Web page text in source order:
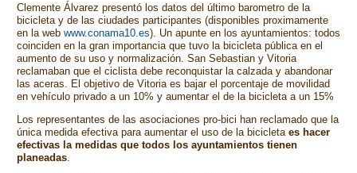
Clemente Álvarez presentó los datos del último barometro de la
bicicleta y de las ciudades participantes (disponibles proximamente
en la web www.conama10.es). Un apunte en los ayuntamientos: todos
coinciden en la gran importancia que tuvo la bicicleta pública en el
aumento de su uso y normalización. San Sebastian y Vitoria
reclamaban que el ciclista debe reconquistar la calzada y abandonar
las aceras. El objetivo de Vitoria es bajar el porcentaje de movilidad
en vehículo privado a un 10% y aumentar el de la bicicleta a un 15%
Los representantes de las asociaciones pro-bici han reclamado que la
única medida efectiva para aumentar el uso de la bicicleta es hacer
efectivas la medidas que todos los ayuntamientos tienen
planeadas